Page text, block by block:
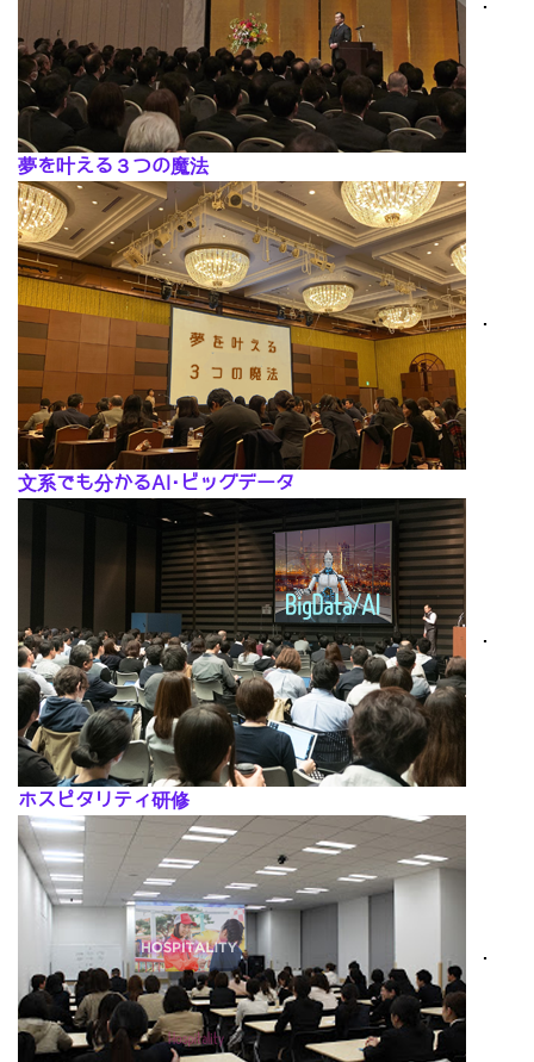
･
夢を叶える３つの魔法
･
文系でも分かるAI･ビッグデータ
･
ホスピタリティ研修
･